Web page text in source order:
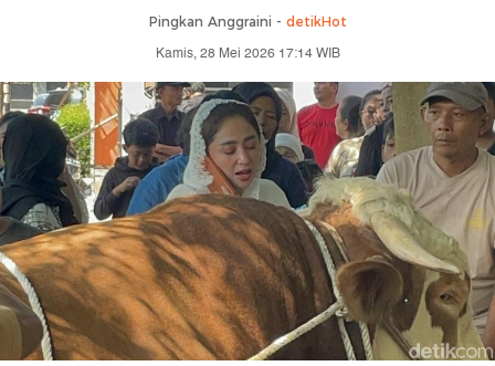
Pingkan Anggraini - detikHot
Kamis, 28 Mei 2026 17:14 WIB